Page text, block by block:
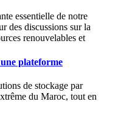
essentielle de notre
des discussions sur la
renouvelables et
plateforme
de stockage par
du Maroc, tout en